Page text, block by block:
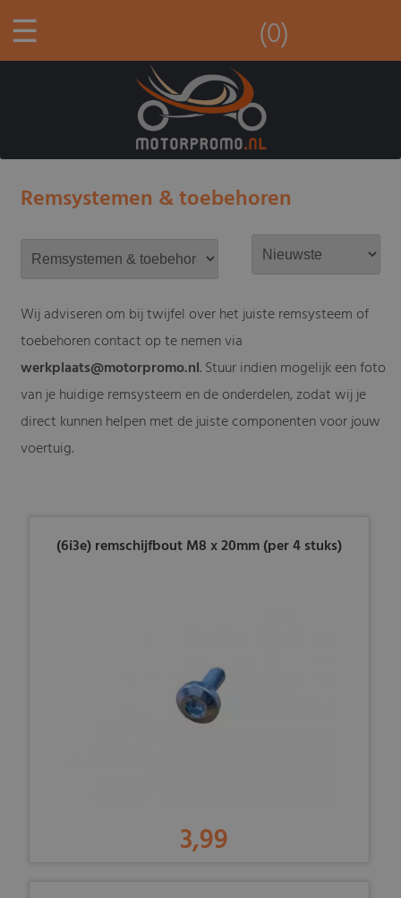
☰ (0)
Remsystemen & toebehoren
Wij adviseren om bij twijfel over het juiste remsysteem of
toebehoren contact op te nemen via
werkplaats@motorpromo.nl. Stuur indien mogelijk een foto
van je huidige remsysteem en de onderdelen, zodat wij je
direct kunnen helpen met de juiste componenten voor jouw
voertuig.
(6i3e) remschijfbout M8 x 20mm (per 4 stuks)
3,99